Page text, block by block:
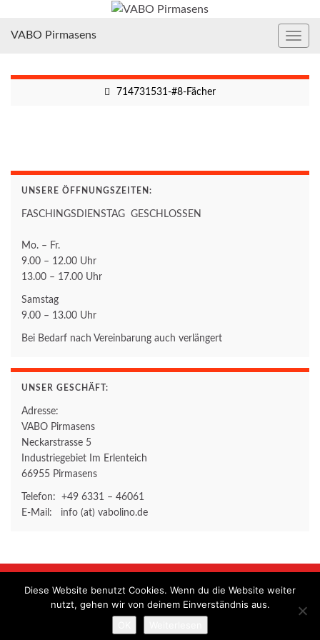
VABO Pirmasens
714731531-#8-Fächer
UNSERE ÖFFNUNGSZEITEN:
FASCHINGSDIENSTAG GESCHLOSSEN
Mo. – Fr.
9.00 – 12.00 Uhr
13.00 – 17.00 Uhr
Samstag
9.00 – 13.00 Uhr
Bei Bedarf nach Vereinbarung auch verlängert
UNSER GESCHÄFT:
Adresse:
VABO Pirmasens
Neckarstrasse 5
Industriegebiet Im Erlenteich
66955 Pirmasens
Telefon: +49 6331 – 46061
E-Mail: info (at) vabolino.de
Home Kontakt Impressum Datenschutzerklärung
Graphene Themes
Diese Website benutzt Cookies. Wenn du die Website weiter
nutzt, gehen wir von deinem Einverständnis aus.